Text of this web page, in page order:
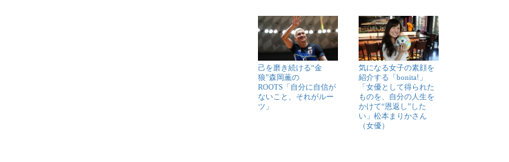
己を磨き続ける“金
狼”森岡薫の
ROOTS「自分に自信が
ないこと、それがルー
ツ」
気になる女子の素顔を
紹介する「bonita!」
「女優として得られた
ものを、自分の人生を
かけて“恩返し”した
い」松本まりかさん
（女優）